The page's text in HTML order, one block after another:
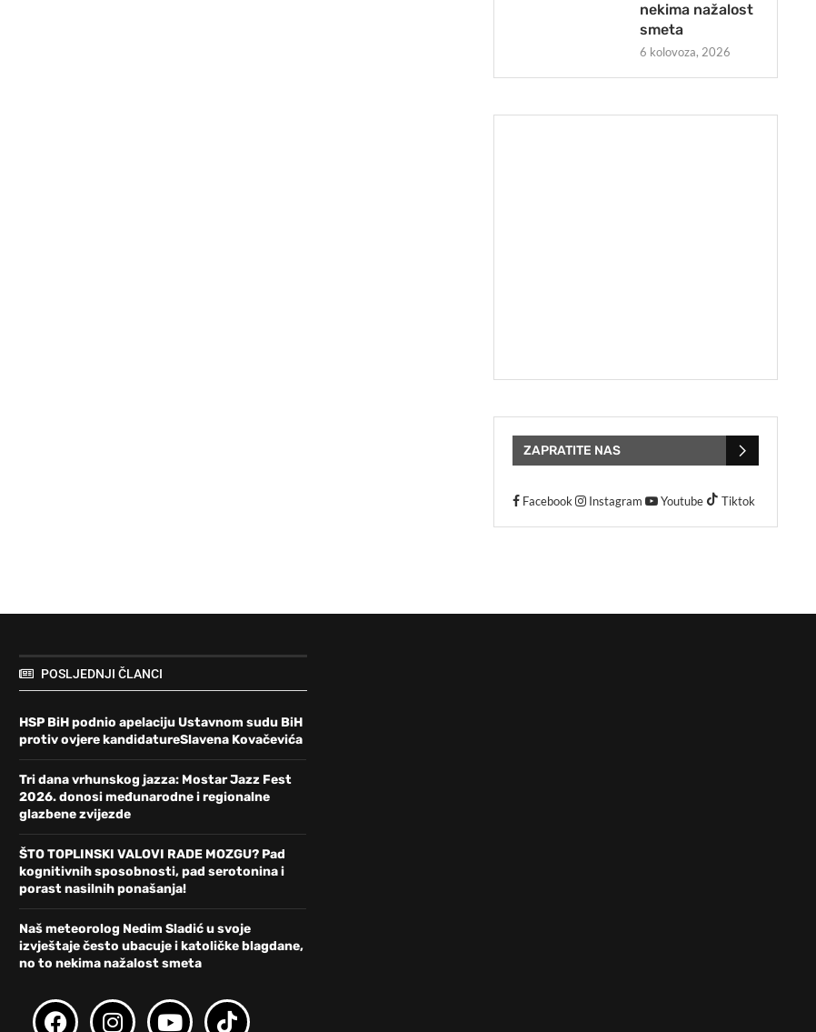
nekima nažalost
smeta
6 kolovoza, 2026
ZAPRATITE NAS
Facebook Instagram Youtube Tiktok
POSLJEDNJI ČLANCI
HSP BiH podnio apelaciju Ustavnom sudu BiH
protiv ovjere kandidatureSlavena Kovačevića
Tri dana vrhunskog jazza: Mostar Jazz Fest
2026. donosi međunarodne i regionalne
glazbene zvijezde
ŠTO TOPLINSKI VALOVI RADE MOZGU? Pad
kognitivnih sposobnosti, pad serotonina i
porast nasilnih ponašanja!
Naš meteorolog Nedim Sladić u svoje
izvještaje često ubacuje i katoličke blagdane,
no to nekima nažalost smeta